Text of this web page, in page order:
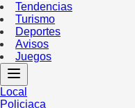
Tendencias
Turismo
Deportes
Avisos
Juegos
Local
Policiaca